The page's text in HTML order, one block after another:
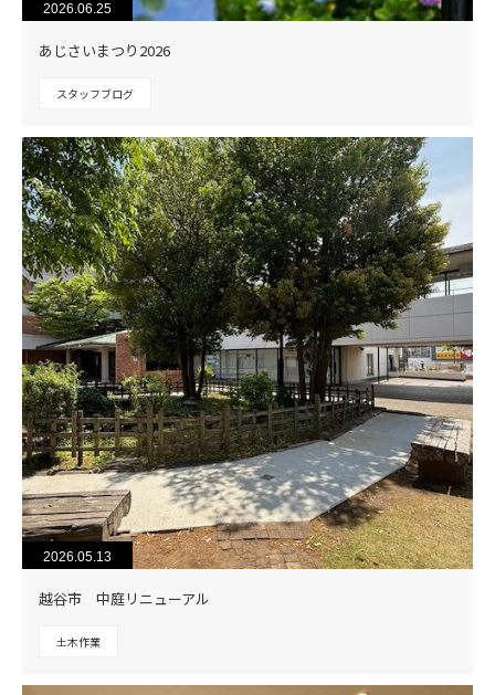
2026.06.25
あじさいまつり2026
スタッフブログ
2026.05.13
越谷市 中庭リニューアル
土木作業